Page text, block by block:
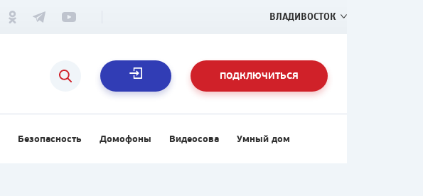
ВЛАДИВОСТОК
ПОДКЛЮЧИТЬСЯ
Безопасность Домофоны Видеосова Умный дом